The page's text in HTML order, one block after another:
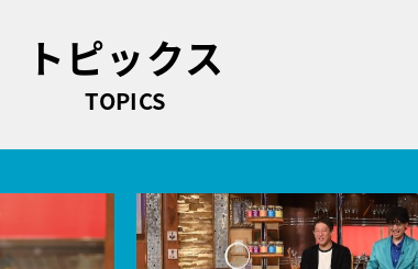
トピックス
TOPICS